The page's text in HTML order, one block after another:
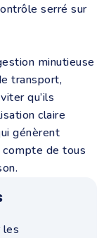
serré sur
minutieuse
transport,
qu’ils
claire
génèrent
de tous
les